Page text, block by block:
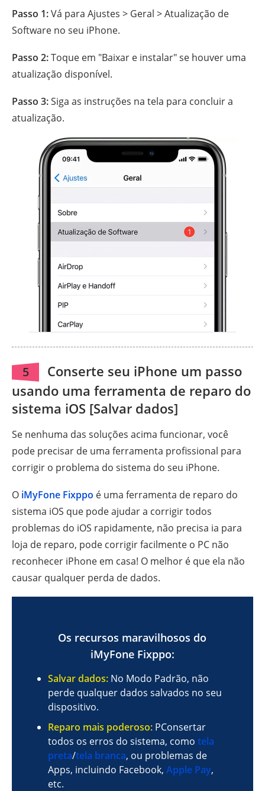
Passo 1:Vá para Ajustes > Geral > Atualização de
Software no seu iPhone.
Passo 2:Toque em "Baixar e instalar" se houver uma
atualização disponível.
Passo 3:Siga as instruções na tela para concluir a
atualização.
5
Conserte seu iPhone um passo
usando uma ferramenta de reparo do
sistema iOS [Salvar dados]
Se nenhuma das soluções acima funcionar, você
pode precisar de uma ferramenta profissional para
corrigir o problema do sistema do seu iPhone.
O iMyFone Fixppo é uma ferramenta de reparo do
sistema iOS que pode ajudar a corrigir todos
problemas do iOS rapidamente, não precisa ia para
loja de reparo, pode corrigir facilmente o PC não
reconhecer iPhone em casa! O melhor é que ela não
causar qualquer perda de dados.
Os recursos maravilhosos do
iMyFone Fixppo:
Salvar dados: No Modo Padrão, não
perde qualquer dados salvados no seu
dispositivo.
Reparo mais poderoso: PConsertar
todos os erros do sistema, como tela
preta/tela branca, ou problemas de
Apps, incluindo Facebook, Apple Pay,
etc.